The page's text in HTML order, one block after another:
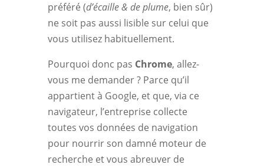
préféré (d’écaille & de plume, bien sûr)
ne soit pas aussi lisible sur celui que
vous utilisez habituellement.
Pourquoi donc pas Chrome, allez-
vous me demander ? Parce qu’il
appartient à Google, et que, via ce
navigateur, l’entreprise collecte
toutes vos données de navigation
pour nourrir son damné moteur de
recherche et vous abreuver de